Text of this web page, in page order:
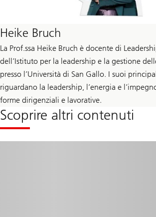
Heike Bruch
La Prof.ssa Heike Bruch è docente di
dell’Istituto per la leadership e la gestione
presso l’Università di San Gallo. I suoi
riguardano la leadership, l’energia e
forme dirigenziali e lavorative.
Scoprire altri contenuti